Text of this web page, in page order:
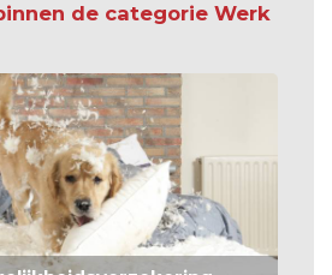
de categorie Werk